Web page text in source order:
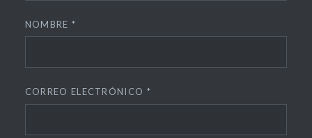
NOMBRE *
CORREO ELECTRÓNICO *